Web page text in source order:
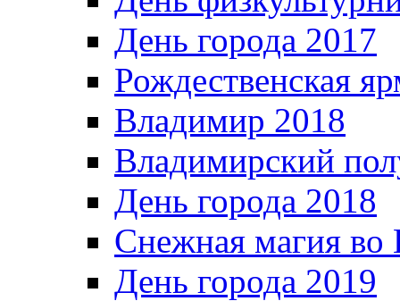
День города 2017
Рождественская
Владимир 2018
Владимирский
День города 2018
Снежная магия во
День города 2019